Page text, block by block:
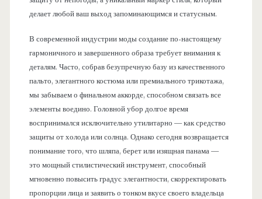
делает любой ваш выход запоминающимся и статусным.
В современной индустрии моды создание по-настоящему
гармоничного и завершенного образа требует внимания к
деталям. Часто, собрав безупречную базу из качественного
пальто, элегантного костюма или премиального трикотажа,
мы забываем о финальном аккорде, способном связать все
элементы воедино. Головной убор долгое время
воспринимался исключительно утилитарно — как средство
защиты от холода или солнца. Однако сегодня возвращается
понимание того, что шляпа, берет или изящная панама —
это мощный стилистический инструмент, способный
мгновенно повысить градус элегантности, скорректировать
пропорции лица и заявить о тонком вкусе своего владельца